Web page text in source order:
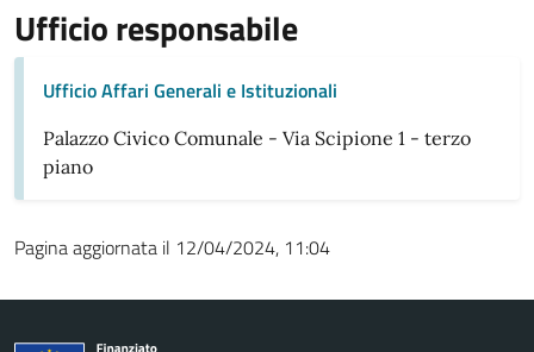
Ufficio responsabile
Ufficio Affari Generali e Istituzionali
Palazzo Civico Comunale - Via Scipione 1 - terzo
piano
Pagina aggiornata il 12/04/2024, 11:04